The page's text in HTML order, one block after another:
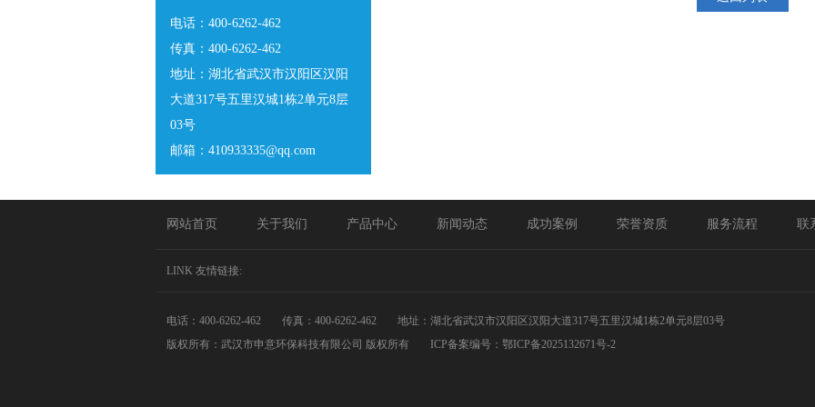
电话：400-6262-462
传真：400-6262-462
地址：湖北省武汉市汉阳区汉阳
大道317号五里汉城1栋2单元8层
03号
邮箱：410933335@qq.com
网站首页 关于我们 产品中心 新闻动态 成功案例 荣誉资质 服务流程 联
LINK 友情链接:
电话：400-6262-462 传真：400-6262-462
地址：湖北省武汉市汉阳区汉阳大道317号五里汉城1栋2单元8层03号
版权所有：武汉市申意环保科技有限公司 版权所有
ICP备案编号： 鄂ICP备2025132671号-2